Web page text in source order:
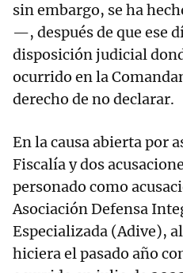
sin embargo, se ha
—, después de que ese
disposición judicial
ocurrido en la
derecho de no declarar.
En la causa abierta por
Fiscalía y dos
personado como
Asociación Defensa
Especializada (Adive),
hiciera el pasado año